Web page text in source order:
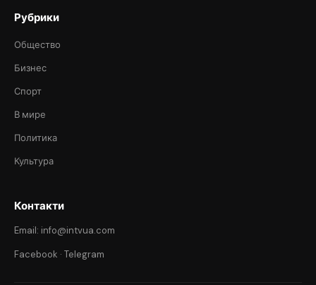
Рубрики
Общество
Бизнес
Спорт
В мире
Политика
Культура
Контакти
Email: info@intvua.com
Facebook · Telegram